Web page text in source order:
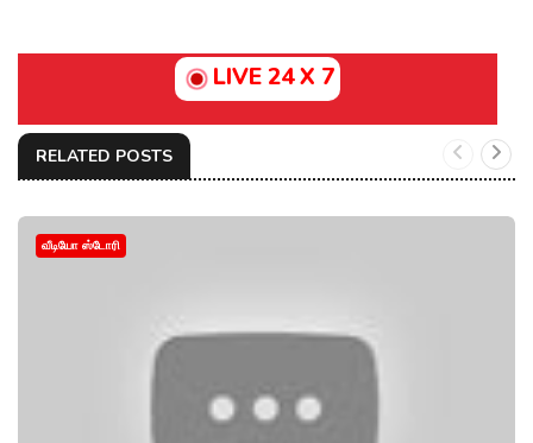
LIVE 24 X 7
RELATED POSTS
வீடியோ ஸ்டோரி